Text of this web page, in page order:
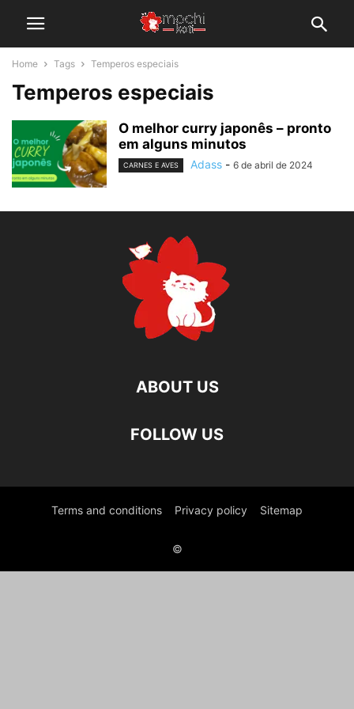
Home Tags Temperos especiais
Temperos especiais
O melhor curry japonês – pronto
em alguns minutos
CARNES E AVES Adass - 6 de abril de 2024
ABOUT US
FOLLOW US
Terms and conditions Privacy policy Sitemap
©